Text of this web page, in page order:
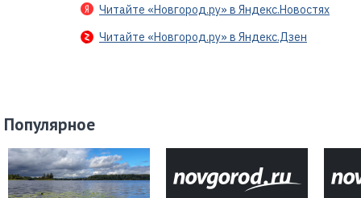
Читайте «Новгород.ру» в Яндекс.Новостях
Читайте «Новгород.ру» в Яндекс.Дзен
Популярное